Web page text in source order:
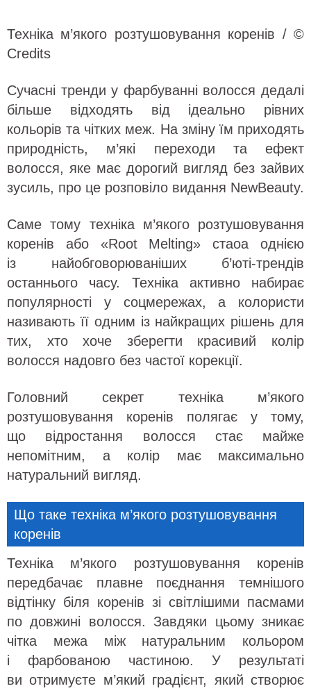
Техніка м’якого розтушовування коренів / ©
Credits
Сучасні тренди у фарбуванні волосся дедалі
більше відходять від ідеально рівних
кольорів та чітких меж. На зміну їм приходять
природність, м’які переходи та ефект
волосся, яке має дорогий вигляд без зайвих
зусиль, про це розповіло видання NewBeauty.
Саме тому техніка м’якого розтушовування
коренів або «Root Melting» стаоа однією
із найобговорюваніших б’юті-трендів
останнього часу. Техніка активно набирає
популярності у соцмережах, а колористи
називають її одним із найкращих рішень для
тих, хто хоче зберегти красивий колір
волосся надовго без частої корекції.
Головний секрет техніка м’якого
розтушовування коренів полягає у тому,
що відростання волосся стає майже
непомітним, а колір має максимально
натуральний вигляд.
Що таке техніка м’якого розтушовування
коренів
Техніка м’якого розтушовування коренів
передбачає плавне поєднання темнішого
відтінку біля коренів зі світлішими пасмами
по довжині волосся. Завдяки цьому зникає
чітка межа між натуральним кольором
і фарбованою частиною. У результаті
ви отримуєте м’який градієнт, який створює